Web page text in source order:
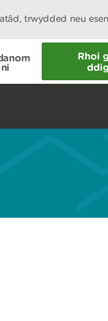
trwydded neu
ni
Rhoi